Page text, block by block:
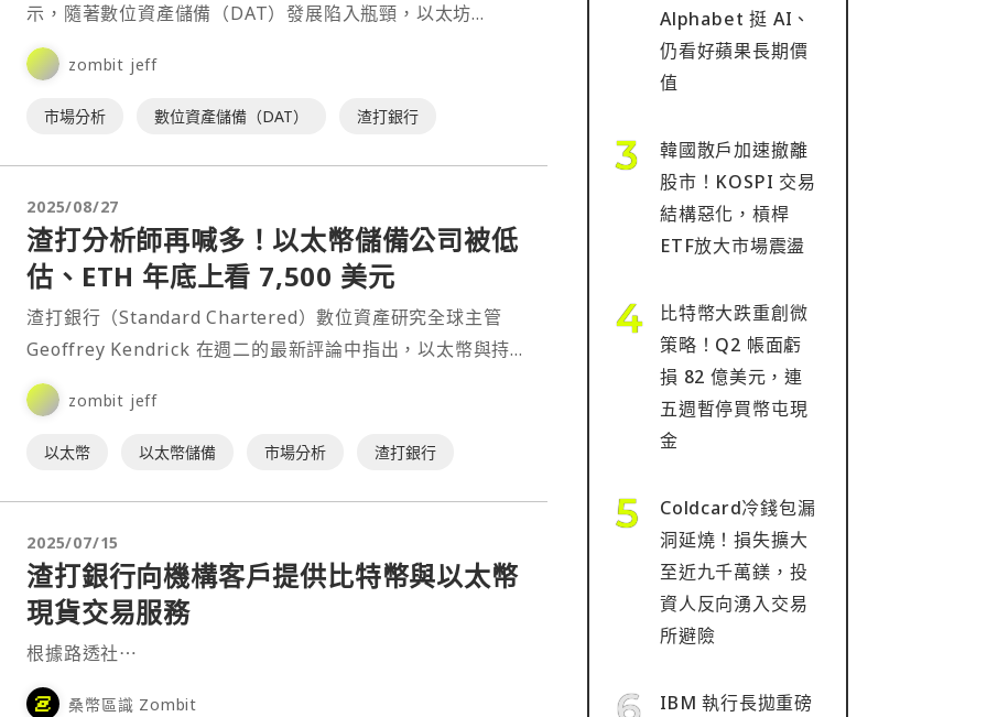
示，隨著數位資產儲備（DAT）發展陷入瓶頸，以太坊
（ETH）可能比比特幣（BTC）或⋯
zombit jeff
市場分析 數位資產儲備（DAT） 渣打銀行
2025/08/27
渣打分析師再喊多！以太幣儲備公司被低
估、ETH 年底上看 7,500 美元
渣打銀行（Standard Chartered）數位資產研究全球主管
Geoffrey Kendrick 在週二的最新評論中指出，以太幣與持有
以太幣的儲備公司在當⋯
zombit jeff
以太幣 以太幣儲備 市場分析 渣打銀行
2025/07/15
渣打銀行向機構客戶提供比特幣與以太幣
現貨交易服務
根據路透社⋯
桑幣區識 Zombit
Alphabet 挺 AI、
仍看好蘋果長期價
值
韓國散戶加速撤離
股市！KOSPI 交易
結構惡化，槓桿
ETF放大市場震盪
比特幣大跌重創微
策略！Q2 帳面虧
損 82 億美元，連
五週暫停買幣屯現
金
Coldcard冷錢包漏
洞延燒！損失擴大
至近九千萬鎂，投
資人反向湧入交易
所避險
IBM 執行長拋重磅